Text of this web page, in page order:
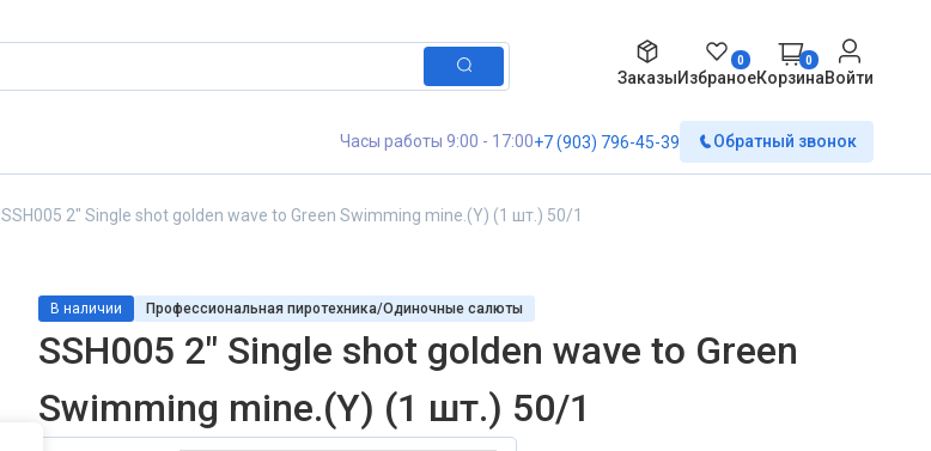
ЗаказыИзбраное
0
Корзина
0
Войти
Часы работы 9:00 - 17:00+7 (903) 796-45-39 Обратный звонок
SSH005 2" Single shot golden wave to Green Swimming mine.(Y) (1 шт.) 50/1
В наличии Профессиональная пиротехника/Одиночные салюты
SSH005 2" Single shot golden wave to Green
Swimming mine.(Y) (1 шт.) 50/1